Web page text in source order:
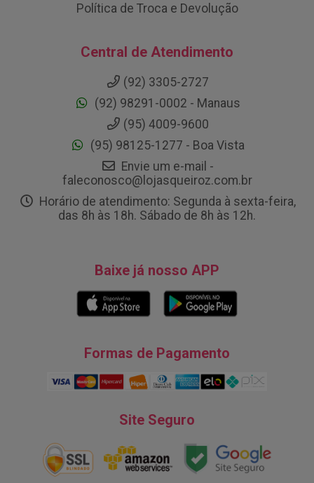
Política de Troca e Devolução
Central de Atendimento
(92) 3305-2727
(92) 98291-0002 - Manaus
(95) 4009-9600
(95) 98125-1277 - Boa Vista
Envie um e-mail -
faleconosco@lojasqueiroz.com.br
Horário de atendimento: Segunda à sexta-feira,
das 8h às 18h. Sábado de 8h às 12h.
Baixe já nosso APP
Formas de Pagamento
Site Seguro